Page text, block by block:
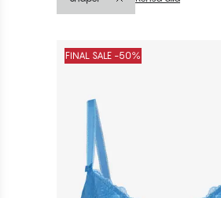
Produkter
FINAL SALE -50%